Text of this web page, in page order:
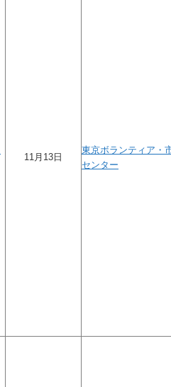
11月13日
東京ボランティア・
センター